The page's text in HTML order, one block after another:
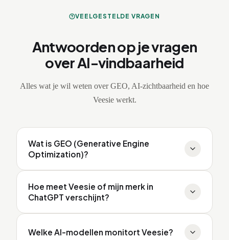
VEELGESTELDE VRAGEN
Antwoorden op je vragen
over AI-vindbaarheid
Alles wat je wil weten over GEO, AI-zichtbaarheid en hoe
Veesie werkt.
Wat is GEO (Generative Engine
Optimization)?
Generative Engine Optimization (GEO) is het
optimaliseren van content zodat AI-systemen zoals
zoekvariant van klassieke SEO: in plaats van te sturen
Hoe meet Veesie of mijn merk in
ChatGPT verschijnt?
Welke AI-modellen monitort Veesie?